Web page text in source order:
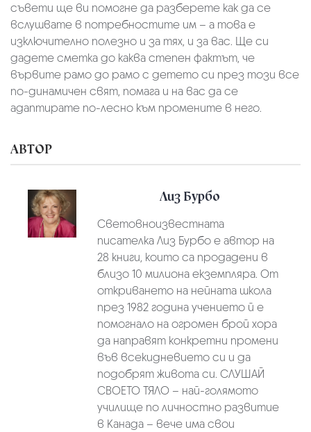
съвети ще ви помогне да разберете как да се
вслушвате в потребностите им – а това е
изключително полезно и за тях, и за вас. Ще си
дадете сметка до каква степен фактът, че
вървите рамо до рамо с детето си през този все
по-динамичен свят, помага и на вас да се
адаптирате по-лесно към промените в него.
АВТОР
Лиз Бурбо
Световноизвестната
писателка Лиз Бурбо е автор на
28 книги, които са продадени в
близо 10 милиона екземпляра. От
откриването на нейната школа
през 1982 година учението й е
помогнало на огромен брой хора
да направят конкретни промени
във всекидневието си и да
подобрят живота си. СЛУШАЙ
СВОЕТО ТЯЛО – най-голямото
училище по личностно развитие
в Канада – вече има свои